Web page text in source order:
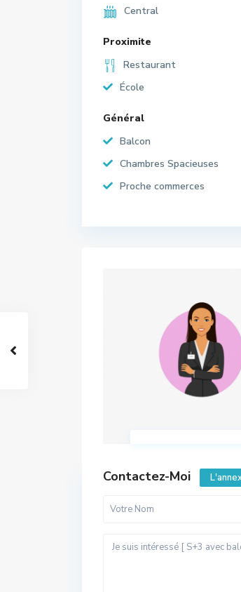
Central
Proximite
Restaurant
École
Général
Balcon
Chambres Spacieuses
Proche commerces
Contactez-Moi